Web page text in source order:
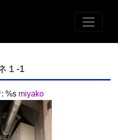
１-1
%s miyako